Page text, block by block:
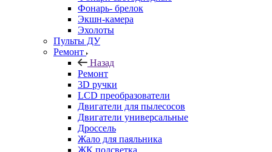
Фонарь- брелок
Экшн-камера
Эхолоты
Пульты ДУ
Ремонт
Назад
Ремонт
3D ручки
LCD преобразователи
Двигатели для пылесосов
Двигатели универсальные
Дроссель
Жало для паяльника
ЖК подсветка